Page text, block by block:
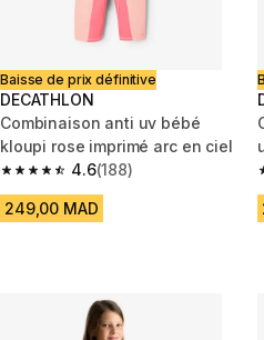
Baisse de prix définitive
DECATHLON
Combinaison anti uv bébé
kloupi rose imprimé arc en ciel
4.6
4.6 out of 5 stars from 188 reviews
(188)
249,00 MAD